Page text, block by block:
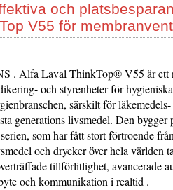
och
V55 för
. Alfa Laval ThinkTop® V55 är ett
och styrenheter för
särskilt för
generations livsmedel. Den
som har fått stort förtroende
och drycker över hela världen
tillförlitlighet, avancerade
och kommunikation i realtid .